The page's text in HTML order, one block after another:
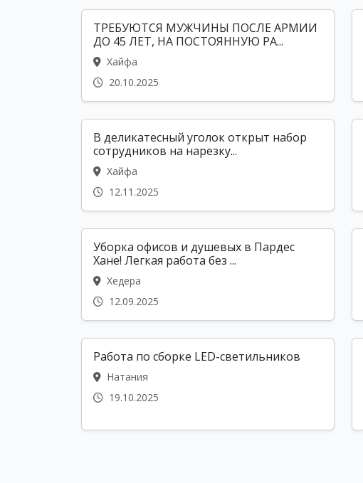
ТРЕБУЮТСЯ МУЖЧИНЫ ПОСЛЕ АРМИИ
ДО 45 ЛЕТ, НА ПОСТОЯННУЮ РА...
Хайфа
20.10.2025
В деликатесный уголок открыт набор
сотрудников на нарезку...
Хайфа
12.11.2025
Уборка офисов и душевых в Пардес
Хане! Легкая работа без ...
Хедера
12.09.2025
Работа по сборке LED-светильников
Натания
19.10.2025